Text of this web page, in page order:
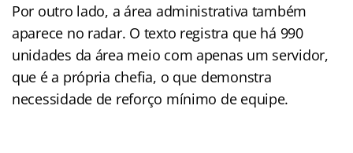
Por outro lado, a área administrativa também
aparece no radar. O texto registra que há 990
unidades da área meio com apenas um servidor,
que é a própria chefia, o que demonstra
necessidade de reforço mínimo de equipe.